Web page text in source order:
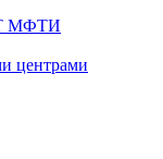
МФТИ
центрами